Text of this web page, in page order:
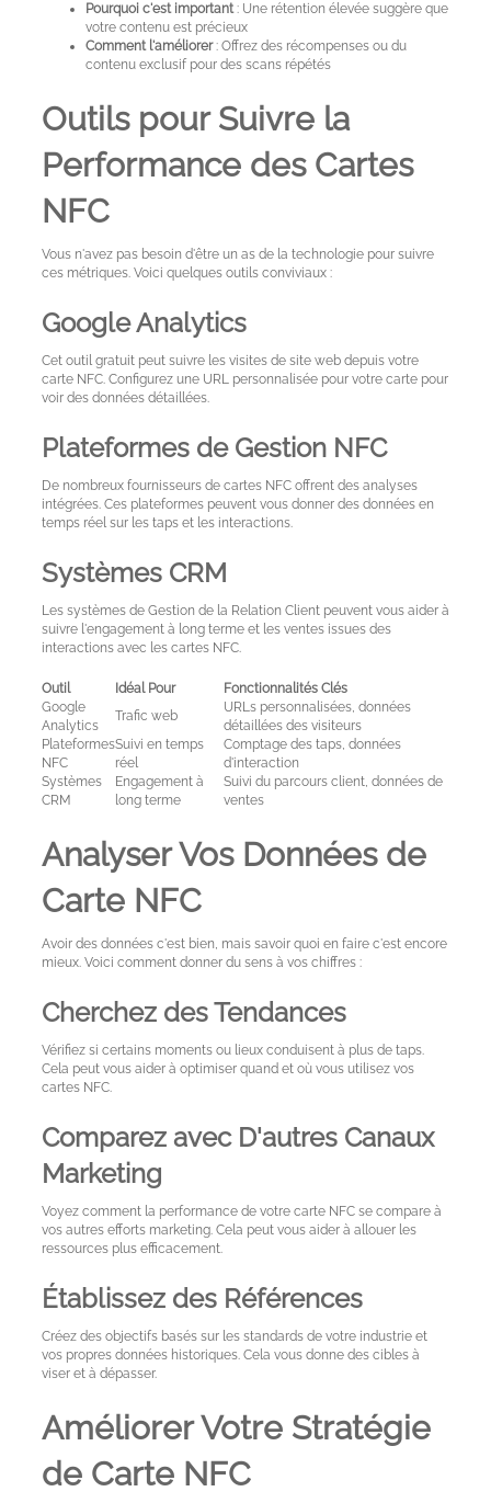
Pourquoi c'est important: Une rétention élevée suggère que
votre contenu est précieux
Comment l'améliorer: Offrez des récompenses ou du
contenu exclusif pour des scans répétés
Outils pour Suivre la
Performance des Cartes
NFC
Vous n'avez pas besoin d'être un as de la technologie pour suivre
ces métriques. Voici quelques outils conviviaux :
Google Analytics
Cet outil gratuit peut suivre les visites de site web depuis votre
carte NFC. Configurez une URL personnalisée pour votre carte pour
voir des données détaillées.
Plateformes de Gestion NFC
De nombreux fournisseurs de cartes NFC offrent des analyses
intégrées. Ces plateformes peuvent vous donner des données en
temps réel sur les taps et les interactions.
Systèmes CRM
Les systèmes de Gestion de la Relation Client peuvent vous aider à
suivre l'engagement à long terme et les ventes issues des
interactions avec les cartes NFC.
Outil Idéal Pour
Fonctionnalités Clés
Google
Analytics
Trafic web
URLs personnalisées, données
détaillées des visiteurs
Plateformes
NFC
Suivi en temps
réel
Comptage des taps, données
d'interaction
Systèmes
CRM
Engagement à
long terme
Suivi du parcours client, données de
ventes
Analyser Vos Données de
Carte NFC
Avoir des données c'est bien, mais savoir quoi en faire c'est encore
mieux. Voici comment donner du sens à vos chiffres :
Cherchez des Tendances
Vérifiez si certains moments ou lieux conduisent à plus de taps.
Cela peut vous aider à optimiser quand et où vous utilisez vos
cartes NFC.
Comparez avec D'autres Canaux
Marketing
Voyez comment la performance de votre carte NFC se compare à
vos autres efforts marketing. Cela peut vous aider à allouer les
ressources plus efficacement.
Établissez des Références
Créez des objectifs basés sur les standards de votre industrie et
vos propres données historiques. Cela vous donne des cibles à
viser et à dépasser.
Améliorer Votre Stratégie
de Carte NFC